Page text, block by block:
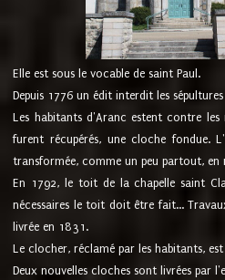
Elle est sous le vocable de saint Paul.
Depuis 1776 un édit interdit les
Les habitants d'Aranc estent contre
furent récupérés, une cloche fondue.
transformée, comme un peu partout, en
En 1792, le toit de la chapelle saint
nécessaires le toit doit être fait...
livrée en 1831.
Le clocher, réclamé par les habitants,
Deux nouvelles cloches sont livrées par